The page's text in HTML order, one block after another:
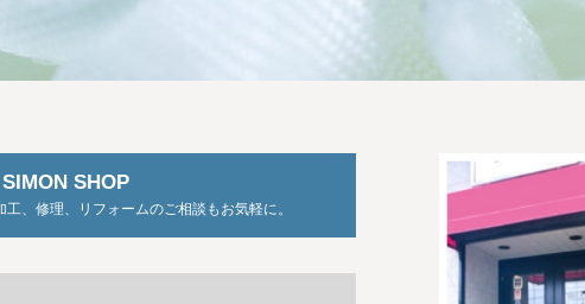
SHOP
、修理、リフォームのご相談もお気軽に。